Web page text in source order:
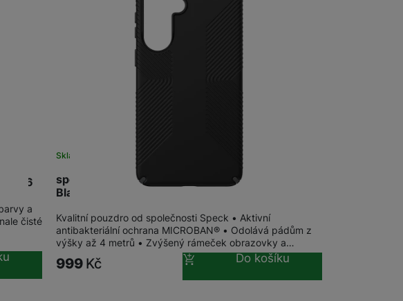
S26
a
čisté
speck Presidio2 Grip + Magnet Galaxy S26+,
Black
Skladem na 28 prodejnách
Kvalitní pouzdro od společnosti Speck • Aktivní
antibakteriální ochrana MICROBAN® • Odolává pádům z
výšky až 4 metrů • Zvýšený rámeček obrazovky a…
999 Kč Do košíku